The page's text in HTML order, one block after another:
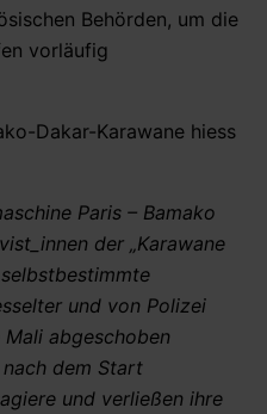
Behörden, um die
vorläufig
Dakar-Karawane hiess
Paris – Bamako
der „Karawane
und von Polizei
abgeschoben
dem Start
und verließen ihre